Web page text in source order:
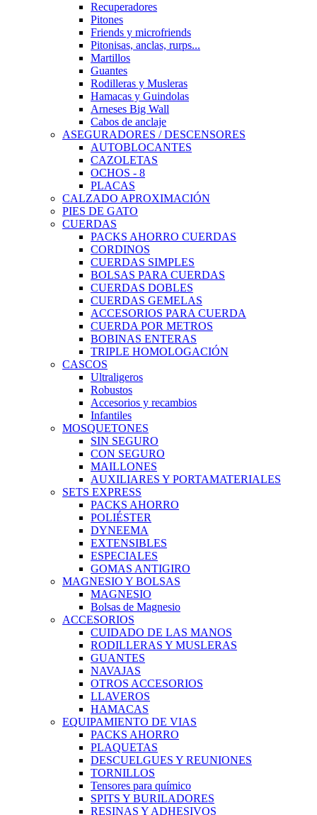
Recuperadores
Pitones
Friends y microfriends
Pitonisas, anclas, rurps...
Martillos
Guantes
Rodilleras y Musleras
Hamacas y Guindolas
Arneses Big Wall
Cabos de anclaje
ASEGURADORES / DESCENSORES
AUTOBLOCANTES
CAZOLETAS
OCHOS - 8
PLACAS
CALZADO APROXIMACIÓN
PIES DE GATO
CUERDAS
PACKS AHORRO CUERDAS
CORDINOS
CUERDAS SIMPLES
BOLSAS PARA CUERDAS
CUERDAS DOBLES
CUERDAS GEMELAS
ACCESORIOS PARA CUERDA
CUERDA POR METROS
BOBINAS ENTERAS
TRIPLE HOMOLOGACIÓN
CASCOS
Ultraligeros
Robustos
Accesorios y recambios
Infantiles
MOSQUETONES
SIN SEGURO
CON SEGURO
MAILLONES
AUXILIARES Y PORTAMATERIALES
SETS EXPRESS
PACKS AHORRO
POLIÉSTER
DYNEEMA
EXTENSIBLES
ESPECIALES
GOMAS ANTIGIRO
MAGNESIO Y BOLSAS
MAGNESIO
Bolsas de Magnesio
ACCESORIOS
CUIDADO DE LAS MANOS
RODILLERAS Y MUSLERAS
GUANTES
NAVAJAS
OTROS ACCESORIOS
LLAVEROS
HAMACAS
EQUIPAMIENTO DE VIAS
PACKS AHORRO
PLAQUETAS
DESCUELGUES Y REUNIONES
TORNILLOS
Tensores para químico
SPITS Y BURILADORES
RESINAS Y ADHESIVOS